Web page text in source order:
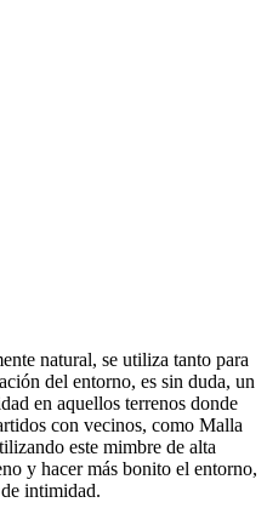
natural, se utiliza tanto para
del entorno, es sin duda, un
en aquellos terrenos donde
con vecinos, como Malla
este mimbre de alta
y hacer más bonito el entorno,
intimidad.